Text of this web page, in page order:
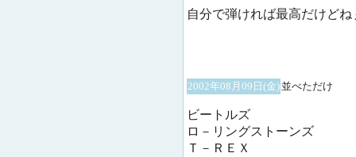
自分で弾ければ最高だけどね
2002年08月09日(金)並べただけ
ビートルズ
ロ－リングストーンズ
Ｔ－ＲＥＸ